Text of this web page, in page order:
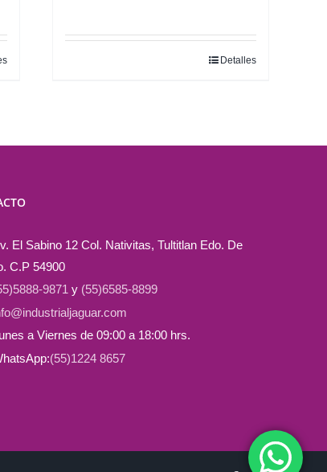
Detalles
El Sabino 12 Col. Nativitas, Tultitlan Edo. De
C.P 54900
9871 y (55)6585-8899
a Viernes de 09:00 a 18:00 hrs.
(55)1224 8657